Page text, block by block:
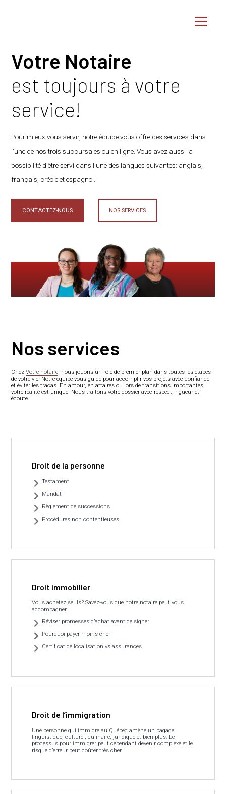
Votre Notaire
est toujours à votre
service!
Pour mieux vous servir, notre équipe vous offre des services dans
l’une de nos trois succursales ou en ligne. Vous avez aussi la
possibilité d’être servi dans l’une des langues suivantes: anglais,
français, créole et espagnol.
CONTACTEZ-NOUS NOS SERVICES
Nos services
ChezVotre notaire, nous jouons un rôle de premier plan dans toutes les étapes
de votre vie. Notre équipe vous guide pour accomplir vos projets avec confiance
et éviter les tracas. En amour, en affaires ou lors de transitions importantes,
votre réalité est unique. Nous traitons votre dossier avec respect, rigueur et
écoute.
Droit de la personne
Testament
Mandat
Règlement de successions
Procédures non contentieuses
Droit immobilier
Vous achetez seuls? Savez-vous que notre notaire peut vous
accompagner
Réviser promesses d’achat avant de signer
Pourquoi payer moins cher
Certificat de localisation vs assurances
Droit de l’immigration
Une personne qui immigre au Québec amène un bagage
linguistique, culturel, culinaire, juridique et bien plus. Le
processus pour immigrer peut cependant devenir complexe et le
risque d’erreur peut coûter très cher.